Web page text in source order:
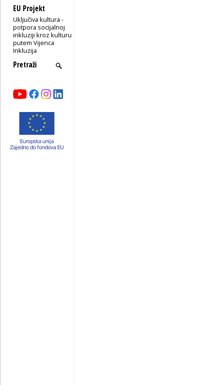
EU Projekt
Uključiva kultura -
potpora socijalnoj
inkluziji kroz kulturu
putem Vijenca
Inkluzija